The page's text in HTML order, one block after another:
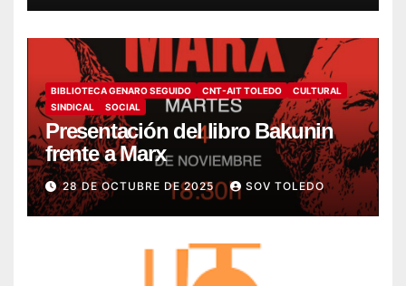
BIBLIOTECA GENARO SEGUIDO CNT-AIT TOLEDO
CULTURAL
SINDICAL
SOCIAL
Presentación del libro Bakunin
frente a Marx
28 DE OCTUBRE DE 2025 SOV TOLEDO